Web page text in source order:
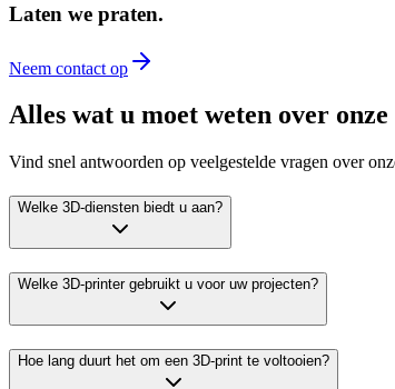
Laten we praten.
Neem contact op
Alles wat u moet weten over
Vind snel antwoorden op veelgestelde vragen over
Welke 3D-diensten biedt u aan?
Welke 3D-printer gebruikt u voor uw projecten?
Hoe lang duurt het om een 3D-print te voltooien?